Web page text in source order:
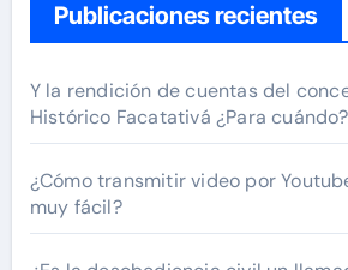
Publicaciones recientes
Y la rendición de cuentas del
Histórico Facatativá ¿Para cuándo?
¿Cómo transmitir video por
muy fácil?